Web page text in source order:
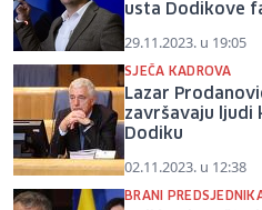
usta Dodikove
29.11.2023. u 19:05
SJEČA KADROVA
Lazar
završavaju ljudi
Dodiku
02.11.2023. u 12:38
BRANI